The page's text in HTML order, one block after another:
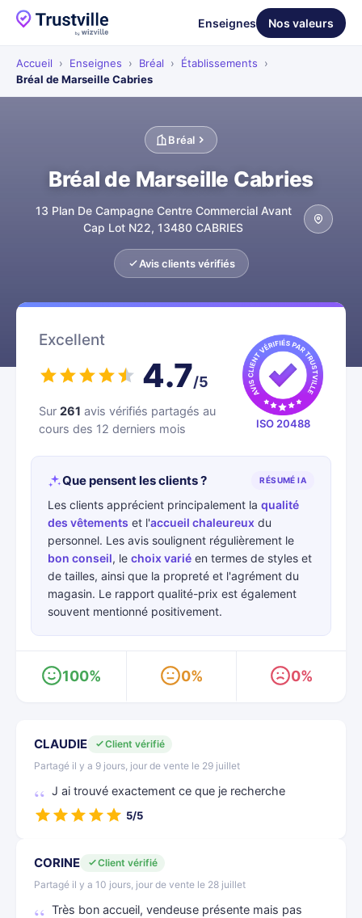
Enseignes Nos valeurs
Accueil › Enseignes › Bréal › Établissements
›
Bréal de Marseille Cabries
Bréal
Bréal de Marseille Cabries
13 Plan De Campagne Centre Commercial Avant
Cap Lot N22, 13480 CABRIES
Avis clients vérifiés
Excellent
4.7/5
Sur 261 avis vérifiés partagés au
cours des 12 derniers mois
ISO 20488
Que pensent les clients ? RÉSUMÉ IA
Les clients apprécient principalement la qualité
des vêtements et l'accueil chaleureux du
personnel. Les avis soulignent régulièrement le
bon conseil, le choix varié en termes de styles et
de tailles, ainsi que la propreté et l'agrément du
magasin. Le rapport qualité-prix est également
souvent mentionné positivement.
100% 0% 0%
CLAUDIE
Client vérifié
Partagé il y a 9 jours, jour de vente le 29 juillet
J ai trouvé exactement ce que je recherche
5/5
CORINE
Client vérifié
Partagé il y a 10 jours, jour de vente le 28 juillet
Très bon accueil, vendeuse présente mais pas